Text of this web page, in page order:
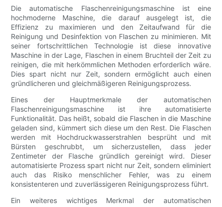
Die automatische Flaschenreinigungsmaschine ist eine
hochmoderne Maschine, die darauf ausgelegt ist, die
Effizienz zu maximieren und den Zeitaufwand für die
Reinigung und Desinfektion von Flaschen zu minimieren. Mit
seiner fortschrittlichen Technologie ist diese innovative
Maschine in der Lage, Flaschen in einem Bruchteil der Zeit zu
reinigen, die mit herkömmlichen Methoden erforderlich wäre.
Dies spart nicht nur Zeit, sondern ermöglicht auch einen
gründlicheren und gleichmäßigeren Reinigungsprozess.
Eines der Hauptmerkmale der automatischen
Flaschenreinigungsmaschine ist ihre automatisierte
Funktionalität. Das heißt, sobald die Flaschen in die Maschine
geladen sind, kümmert sich diese um den Rest. Die Flaschen
werden mit Hochdruckwasserstrahlen besprüht und mit
Bürsten geschrubbt, um sicherzustellen, dass jeder
Zentimeter der Flasche gründlich gereinigt wird. Dieser
automatisierte Prozess spart nicht nur Zeit, sondern eliminiert
auch das Risiko menschlicher Fehler, was zu einem
konsistenteren und zuverlässigeren Reinigungsprozess führt.
Ein weiteres wichtiges Merkmal der automatischen